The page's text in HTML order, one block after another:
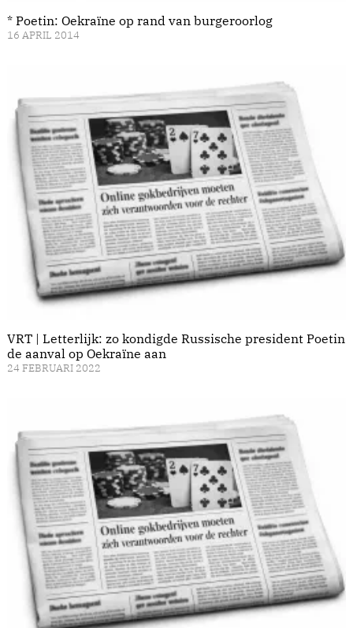
* Poetin: Oekraïne op rand van burgeroorlog
16 APRIL 2014
VRT | Letterlijk: zo kondigde Russische president Poetin
de aanval op Oekraïne aan
24 FEBRUARI 2022